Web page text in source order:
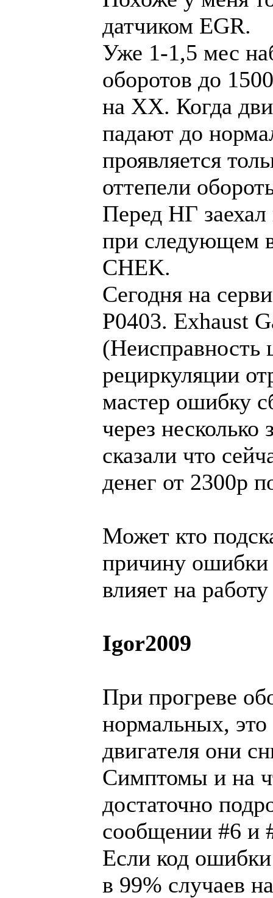
датчиком EGR.
Уже 1-1,5 мес
оборотов до
на ХХ. Когда
падают до
проявляется
оттепели
Перед НГ заехал
при следующем
CHEK.
Сегодня на
P0403. Exhaust
(Неисправность
рециркуляции
мастер ошибку
через несколько
сказали что
денег от 2300р
Может кто
причину ошибки
влияет на
Igor2009
При прогреве
нормальных,
двигателя они
Симптомы и на
достаточно
сообщении #6 и
Если код ошибки
в 99% случаев